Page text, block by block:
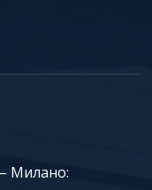
Милано: